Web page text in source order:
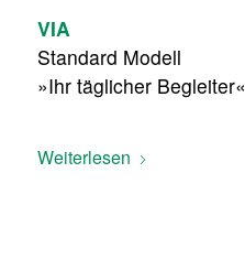
VIA
Standard Modell
»Ihr täglicher Begleiter«
Weiterlesen